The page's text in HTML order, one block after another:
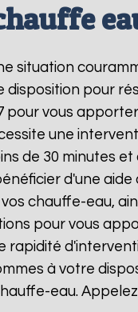
situation
pour
vous
une
de 30 minutes
d'une aide
chauffe-eau,
pour vous
à votre
eau. Appelez